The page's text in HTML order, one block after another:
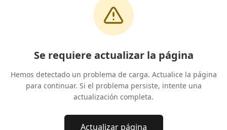
Se requiere actualizar la página
Hemos detectado un problema de carga. Actualice la página
para continuar. Si el problema persiste, intente una
actualización completa.
Actualizar página